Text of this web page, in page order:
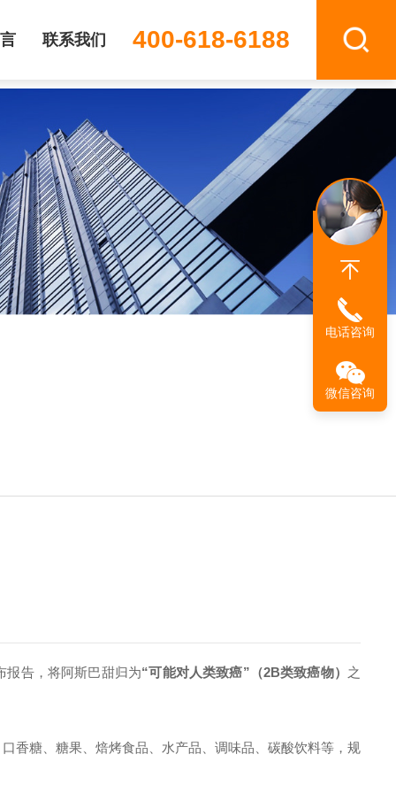
400-618-6188
联系我们
报告，将阿斯巴甜归为“可能对人类致癌”（2B类致癌物） 之
香糖、糖果、焙烤食品、水产品、调味品、碳酸饮料等，规
电话咨询
微信咨询